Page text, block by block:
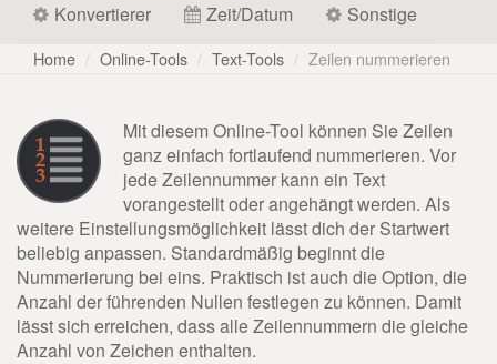
Konvertierer Zeit/Datum Sonstige
Home Online-Tools Text-Tools Zeilen nummerieren
Mit diesem Online-Tool können Sie Zeilen
ganz einfach fortlaufend nummerieren. Vor
jede Zeilennummer kann ein Text
vorangestellt oder angehängt werden. Als
weitere Einstellungsmöglichkeit lässt dich der Startwert
beliebig anpassen. Standardmäßig beginnt die
Nummerierung bei eins. Praktisch ist auch die Option, die
Anzahl der führenden Nullen festlegen zu können. Damit
lässt sich erreichen, dass alle Zeilennummern die gleiche
Anzahl von Zeichen enthalten.